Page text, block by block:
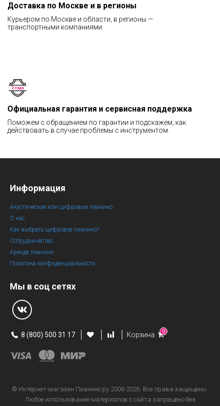
Доставка по Москве и в регионы
Курьером по Москве и области, в регионы —
транспортными компаниями
Официальная гарантия и сервисная поддержка
Поможем с обращением по гарантии и подскажем, как
действовать в случае проблемы с инструментом.
Информация
Акустические или цифровые пианино
О нас
Как выбрать цифровое пианино?
Сотрудничество
Аренда пианино
Политика конфиденциальности
Мы в соц сетях
8 (800) 500 31 17 Корзина 0
© Интернет-магазин Пианино.ру 2006-2026. Все права защищены
Любое использование материалов с сайта запрещено без